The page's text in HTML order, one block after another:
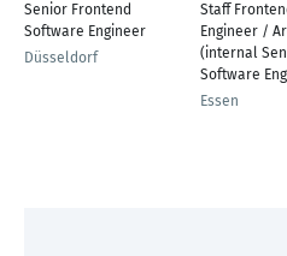
Senior Frontend
Software Engineer
Düsseldorf
Staff
Engineer /
(internal
Software
Essen